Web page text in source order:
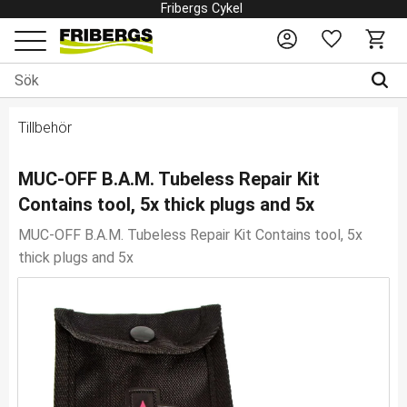
Meny
Fribergs Cykel
Favoriter
Tillbehör
MUC-OFF B.A.M. Tubeless Repair Kit
Contains tool, 5x thick plugs and 5x
MUC-OFF B.A.M. Tubeless Repair Kit Contains tool, 5x
thick plugs and 5x